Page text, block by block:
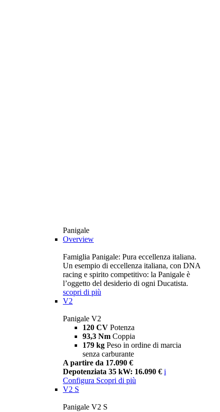
Panigale
Overview
Famiglia Panigale: Pura eccellenza italiana.
Un esempio di eccellenza italiana, con DNA
racing e spirito competitivo: la Panigale è
l’oggetto del desiderio di ogni Ducatista.
scopri di più
V2
Panigale V2
120 CV Potenza
93,3 Nm Coppia
179 kg Peso in ordine di marcia
senza carburante
A partire da 17.090 €
Depotenziata 35 kW: 16.090 € i
Configura Scopri di più
V2 S
Panigale V2 S